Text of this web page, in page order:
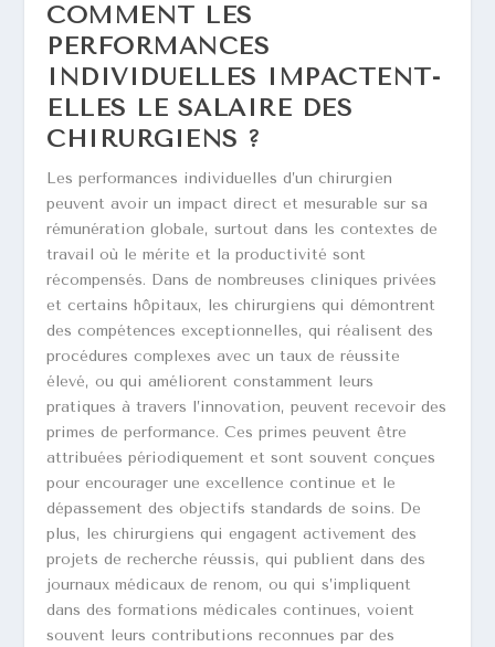
COMMENT LES
PERFORMANCES
INDIVIDUELLES IMPACTENT-
ELLES LE SALAIRE DES
CHIRURGIENS ?
Les performances individuelles d’un chirurgien
peuvent avoir un impact direct et mesurable sur sa
rémunération globale, surtout dans les contextes de
travail où le mérite et la productivité sont
récompensés. Dans de nombreuses cliniques privées
et certains hôpitaux, les chirurgiens qui démontrent
des compétences exceptionnelles, qui réalisent des
procédures complexes avec un taux de réussite
élevé, ou qui améliorent constamment leurs
pratiques à travers l’innovation, peuvent recevoir des
primes de performance. Ces primes peuvent être
attribuées périodiquement et sont souvent conçues
pour encourager une excellence continue et le
dépassement des objectifs standards de soins. De
plus, les chirurgiens qui engagent activement des
projets de recherche réussis, qui publient dans des
journaux médicaux de renom, ou qui s’impliquent
dans des formations médicales continues, voient
souvent leurs contributions reconnues par des